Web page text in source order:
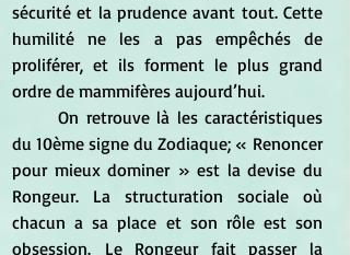
sécurité et la prudence avant tout. Cette
humilité ne les a pas empêchés de
proliférer, et ils forment le plus grand
ordre de mammifères aujourd’hui.
	On retrouve là les caractéristiques
du 10ème signe du Zodiaque; « Renoncer
pour mieux dominer » est la devise du
Rongeur. La structuration sociale où
chacun a sa place et son rôle est son
obsession. Le Rongeur fait passer la